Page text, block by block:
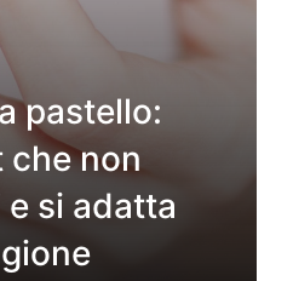
pastello:
che non
si adatta